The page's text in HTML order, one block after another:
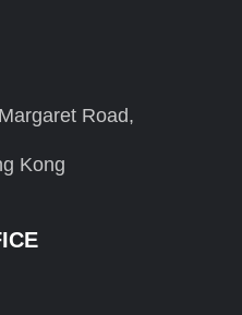
Road,
Kong